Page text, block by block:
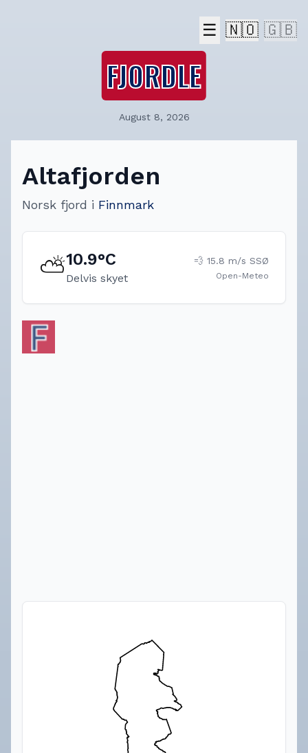
☰ 🇳🇴 🇬🇧
FJORDLE
August 8, 2026
Altafjorden
Norsk fjord i Finnmark
⛅10.9°C
Delvis skyet
💨 15.8 m/s SSØ
Open-Meteo